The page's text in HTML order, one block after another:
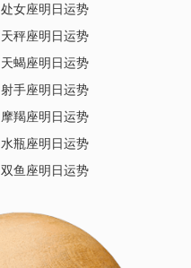
处女座明日运势
天秤座明日运势
天蝎座明日运势
射手座明日运势
摩羯座明日运势
水瓶座明日运势
双鱼座明日运势